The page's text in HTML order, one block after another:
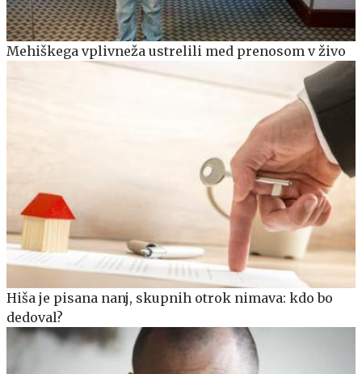
Mehiškega vplivneža ustrelili med prenosom v živo
Hiša je pisana nanj, skupnih otrok nimava: kdo bo
dedoval?